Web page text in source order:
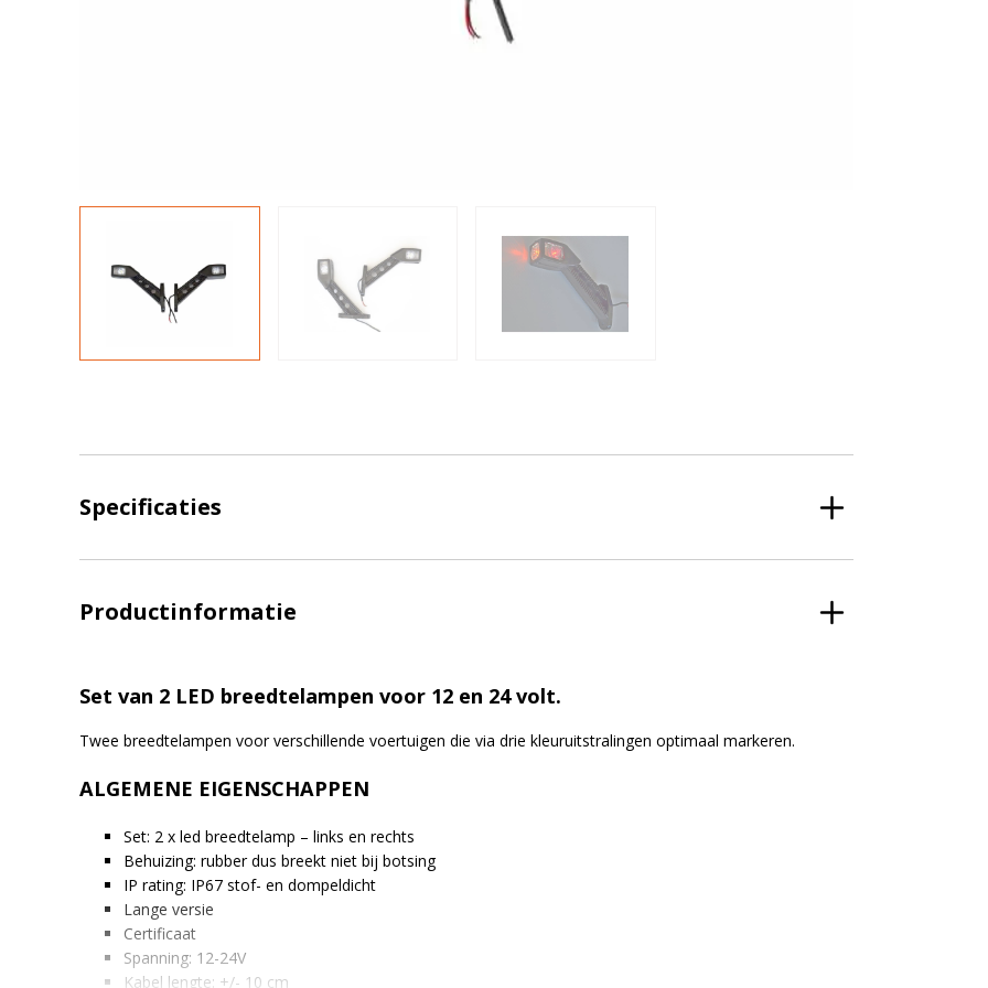
Specificaties
Productinformatie
Set van 2 LED breedtelampen voor 12 en 24 volt.
Twee breedtelampen voor verschillende voertuigen die via drie kleuruitstralingen optimaal markeren.
ALGEMENE EIGENSCHAPPEN
Set: 2 x led breedtelamp – links en rechts
Behuizing: rubber dus breekt niet bij botsing
IP rating: IP67 stof- en dompeldicht
Lange versie
Certificaat
Spanning: 12-24V
Kabel lengte: +/- 10 cm